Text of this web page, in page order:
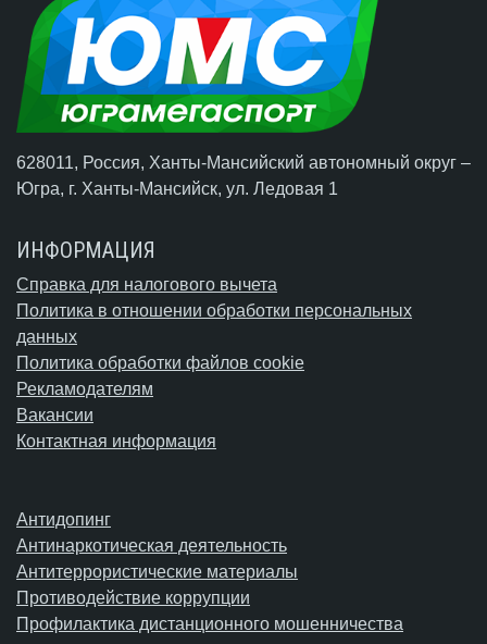
628011, Россия, Ханты-Мансийский автономный округ –
Югра, г. Ханты-Мансийск, ул. Ледовая 1
ИНФОРМАЦИЯ
Справка для налогового вычета
Политика в отношении обработки персональных
данных
Политика обработки файлов cookie
Рекламодателям
Вакансии
Контактная информация
Антидопинг
Антинаркотическая деятельность
Антитеррористические материалы
Противодействие коррупции
Профилактика дистанционного мошенничества